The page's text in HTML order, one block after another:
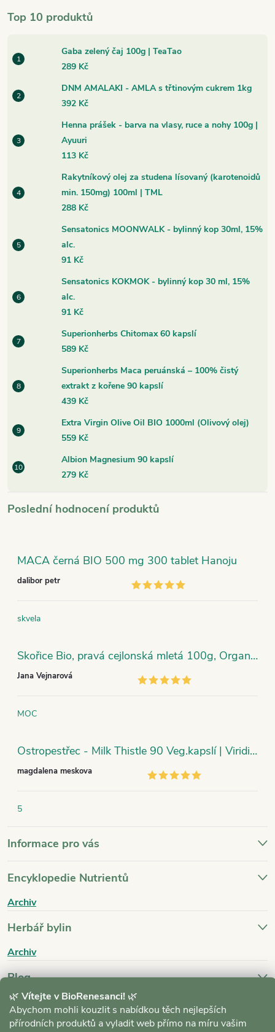
🌿 Vítejte v BioRenesanci! 🌿
Abychom mohli kouzlit s nabídkou těch nejlepších
přírodních produktů a vyladit web přímo na míru vašim
Top 10 produktů
Gaba zelený čaj 100g | TeaTao
289 Kč
DNM AMALAKI - AMLA s třtinovým cukrem 1kg
392 Kč
Henna prášek - barva na vlasy, ruce a nohy 100g |
Ayuuri
113 Kč
Rakytníkový olej za studena lísovaný (karotenoidů
min. 150mg) 100ml | TML
288 Kč
Sensatonics MOONWALK - bylinný kop 30ml, 15%
alc.
91 Kč
Sensatonics KOKMOK - bylinný kop 30 ml, 15%
alc.
91 Kč
Superionherbs Chitomax 60 kapslí
589 Kč
Superionherbs Maca peruánská – 100% čistý
extrakt z kořene 90 kapslí
439 Kč
Extra Virgin Olive Oil BIO 1000ml (Olivový olej)
559 Kč
Albion Magnesium 90 kapslí
279 Kč
Poslední hodnocení produktů
MACA černá BIO 500 mg 300 tablet Hanoju
dalibor petr
skvela
Skořice Bio, pravá cejlonská mletá 100g, Organic India
Jana Vejnarová
MOC
Ostropestřec - Milk Thistle 90 Veg.kapslí | Viridian
magdalena meskova
5
Informace pro vás
Encyklopedie Nutrientů
Archiv
Herbář bylin
Archiv
Blog
Archiv